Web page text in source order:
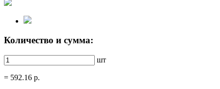
Количество и сумма:
шт
= 592.16 р.